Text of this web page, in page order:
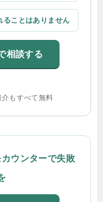
ることはありません
相談する
もすべて無料
ウンターで失敗